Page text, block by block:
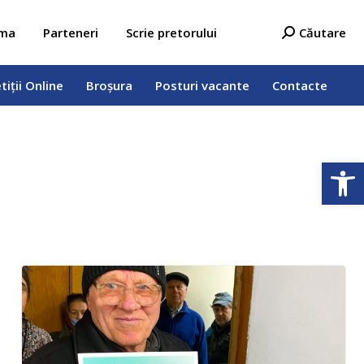
Parteneri Scrie pretorului Search:
Căutare
Online Broșura Posturi vacante Contacte
Online Broșura Posturi vacante Contacte